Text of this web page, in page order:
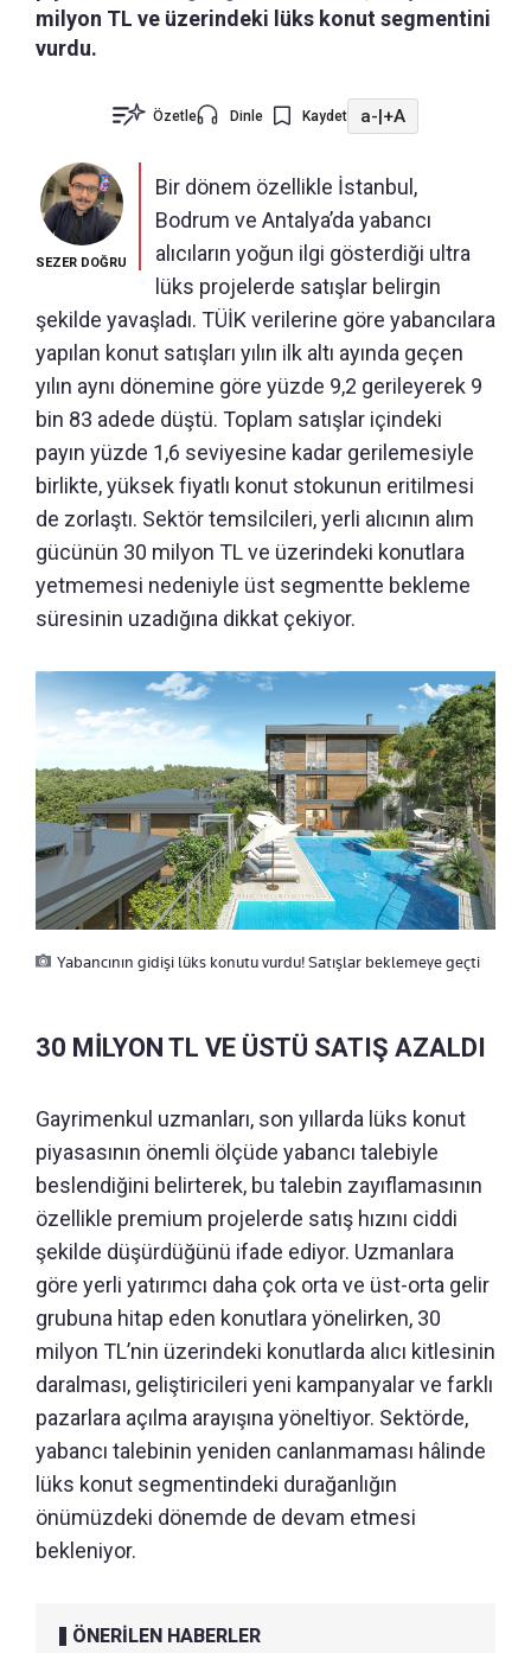
milyon TL ve üzerindeki lüks konut segmentini
vurdu.
Özetle Dinle Kaydet a-|+A
SEZER DOĞRU
Bir dönem özellikle İstanbul,
Bodrum ve Antalya’da yabancı
alıcıların yoğun ilgi gösterdiği ultra
lüks projelerde satışlar belirgin
şekilde yavaşladı. TÜİK verilerine göre yabancılara
yapılan konut satışları yılın ilk altı ayında geçen
yılın aynı dönemine göre yüzde 9,2 gerileyerek 9
bin 83 adede düştü. Toplam satışlar içindeki
payın yüzde 1,6 seviyesine kadar gerilemesiyle
birlikte, yüksek fiyatlı konut stokunun eritilmesi
de zorlaştı. Sektör temsilcileri, yerli alıcının alım
gücünün 30 milyon TL ve üzerindeki konutlara
yetmemesi nedeniyle üst segmentte bekleme
süresinin uzadığına dikkat çekiyor.
Yabancının gidişi lüks konutu vurdu! Satışlar beklemeye geçti
30 MİLYON TL VE ÜSTÜ SATIŞ AZALDI
Gayrimenkul uzmanları, son yıllarda lüks konut
piyasasının önemli ölçüde yabancı talebiyle
beslendiğini belirterek, bu talebin zayıflamasının
özellikle premium projelerde satış hızını ciddi
şekilde düşürdüğünü ifade ediyor. Uzmanlara
göre yerli yatırımcı daha çok orta ve üst-orta gelir
grubuna hitap eden konutlara yönelirken, 30
milyon TL’nin üzerindeki konutlarda alıcı kitlesinin
daralması, geliştiricileri yeni kampanyalar ve farklı
pazarlara açılma arayışına yöneltiyor. Sektörde,
yabancı talebinin yeniden canlanmaması hâlinde
lüks konut segmentindeki durağanlığın
önümüzdeki dönemde de devam etmesi
bekleniyor.
ÖNERİLEN HABERLER